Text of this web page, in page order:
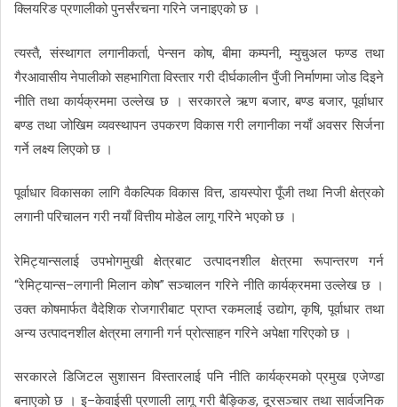
क्लियरिङ प्रणालीको पुनर्संरचना गरिने जनाइएको छ ।
त्यस्तै, संस्थागत लगानीकर्ता, पेन्सन कोष, बीमा कम्पनी, म्युचुअल फण्ड तथा
गैरआवासीय नेपालीको सहभागिता विस्तार गरी दीर्घकालीन पुँजी निर्माणमा जोड दिइने
नीति तथा कार्यक्रममा उल्लेख छ । सरकारले ऋण बजार, बण्ड बजार, पूर्वाधार
बण्ड तथा जोखिम व्यवस्थापन उपकरण विकास गरी लगानीका नयाँ अवसर सिर्जना
गर्ने लक्ष्य लिएको छ ।
पूर्वाधार विकासका लागि वैकल्पिक विकास वित्त, डायस्पोरा पूँजी तथा निजी क्षेत्रको
लगानी परिचालन गरी नयाँ वित्तीय मोडेल लागू गरिने भएको छ ।
रेमिट्यान्सलाई उपभोगमुखी क्षेत्रबाट उत्पादनशील क्षेत्रमा रूपान्तरण गर्न
“रेमिट्यान्स–लगानी मिलान कोष” सञ्चालन गरिने नीति कार्यक्रममा उल्लेख छ ।
उक्त कोषमार्फत वैदेशिक रोजगारीबाट प्राप्त रकमलाई उद्योग, कृषि, पूर्वाधार तथा
अन्य उत्पादनशील क्षेत्रमा लगानी गर्न प्रोत्साहन गरिने अपेक्षा गरिएको छ ।
सरकारले डिजिटल सुशासन विस्तारलाई पनि नीति कार्यक्रमको प्रमुख एजेण्डा
बनाएको छ । इ–केवाईसी प्रणाली लागू गरी बैङ्किङ, दूरसञ्चार तथा सार्वजनिक